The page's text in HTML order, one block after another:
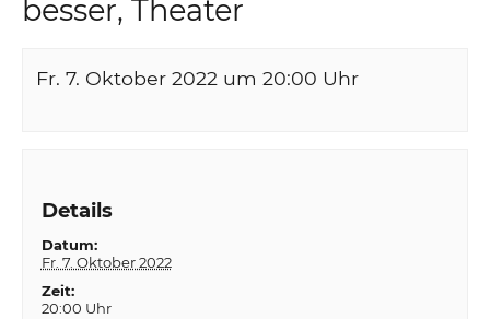
besser, Theater
Fr. 7. Oktober 2022 um 20:00 Uhr
Details
Datum:
Fr. 7. Oktober 2022
Zeit:
20:00 Uhr